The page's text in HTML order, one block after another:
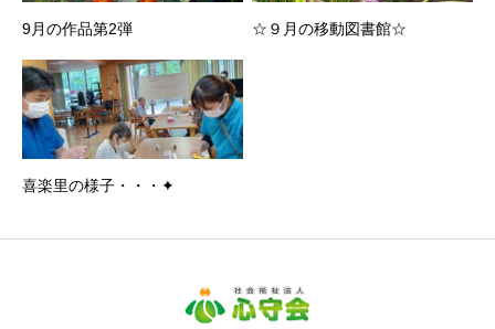
9月の作品第2弾 ☆９月の移動図書館☆
喜楽里の様子・・・✦